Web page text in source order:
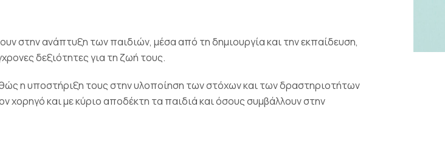
στην ανάπτυξη των παιδιών, μέσα από τη δημιουργία και την εκπαίδευση,
δεξιότητες για τη ζωή τους.
η υποστήριξη τους στην υλοποίηση των στόχων και των δραστηριοτήτων
χορηγό και με κύριο αποδέκτη τα παιδιά και όσους συμβάλλουν στην